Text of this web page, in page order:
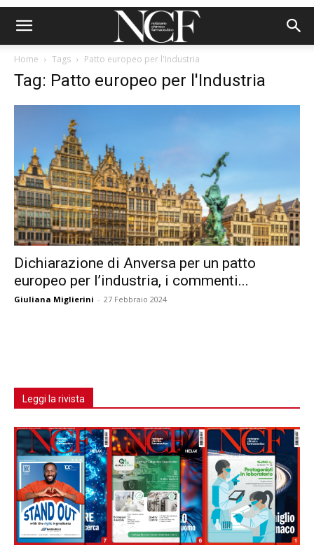
Home Tags Patto europeo per l'Industria
Tag: Patto europeo per l'Industria
Dichiarazione di Anversa per un patto
europeo per l’industria, i commenti...
Giuliana Miglierini - 27 Febbraio 2024
Leggi la rivista